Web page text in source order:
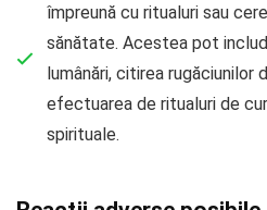
împreună cu ritualuri sau
sănătate. Acestea pot
lumânări, citirea rugăciunilor
efectuarea de ritualuri de
spirituale.